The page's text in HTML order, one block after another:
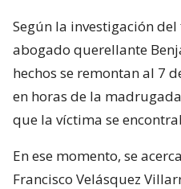
Según la investigación
abogado querellante
hechos se remontan al 7
en horas de la
que la víctima se
En ese momento, se
Francisco Velásquez